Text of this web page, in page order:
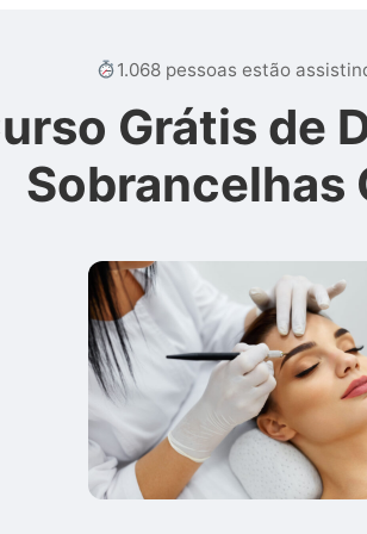
1.068 pessoas estão
Grátis de
Sobrancelhas